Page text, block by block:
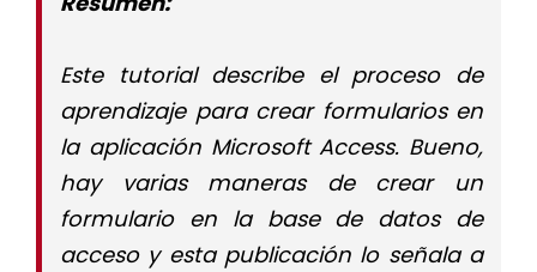
Este tutorial describe el proceso de
aprendizaje para crear formularios en
la aplicación Microsoft Access. Bueno,
hay varias maneras de crear un
formulario en la base de datos de
acceso y esta publicación lo señala a